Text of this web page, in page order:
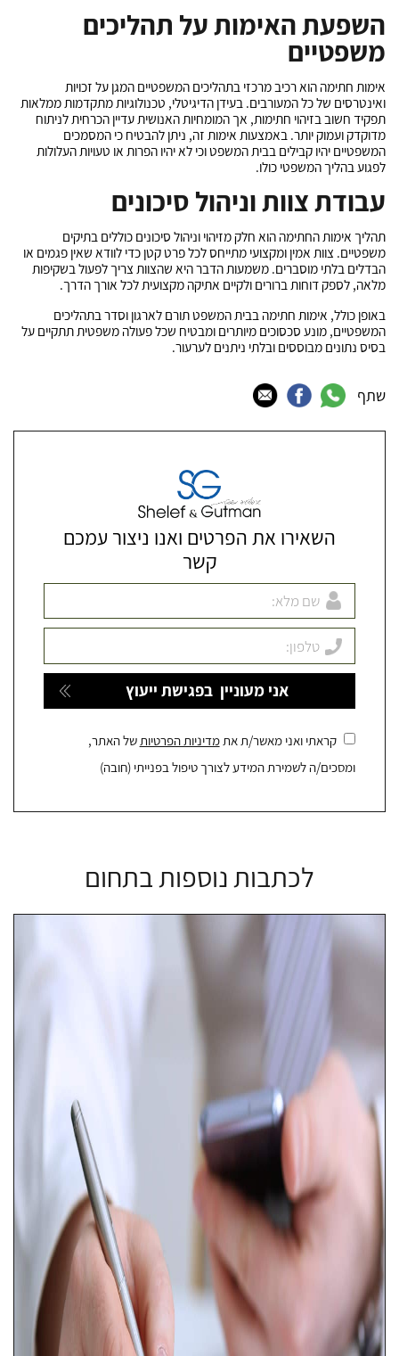
השפעת האימות על תהליכים
משפטיים
אימות חתימה הוא רכיב מרכזי בתהליכים המשפטיים המגן על זכויות
ואינטרסים של כל המעורבים. בעידן הדיגיטלי, טכנולוגיות מתקדמות ממלאות
תפקיד חשוב בזיהוי חתימות, אך המומחיות האנושית עדיין הכרחית לניתוח
מדוקדק ועמוק יותר. באמצעות אימות זה, ניתן להבטיח כי המסמכים
המשפטיים יהיו קבילים בבית המשפט וכי לא יהיו הפרות או טעויות העלולות
לפגוע בהליך המשפטי כולו.
עבודת צוות וניהול סיכונים
תהליך אימות החתימה הוא חלק מזיהוי וניהול סיכונים כוללים בתיקים
משפטיים. צוות אמין ומקצועי מתייחס לכל פרט קטן כדי לוודא שאין פגמים או
הבדלים בלתי מוסברים. משמעות הדבר היא שהצוות צריך לפעול בשקיפות
מלאה, לספק דוחות ברורים ולקיים אתיקה מקצועית לכל אורך הדרך.
באופן כולל, אימות חתימה בבית המשפט תורם לארגון וסדר בתהליכים
המשפטיים, מונע סכסוכים מיותרים ומבטיח שכל פעולה משפטית תתקיים על
בסיס נתונים מבוססים ובלתי ניתנים לערעור.
שתף
השאירו את הפרטים ואנו ניצור עמכם
קשר
קראתי ואני מאשר/ת אתמדיניות הפרטיותשל האתר,
ומסכים/ה לשמירת המידע לצורך טיפול בפנייתי (חובה)
לכתבות נוספות בתחום